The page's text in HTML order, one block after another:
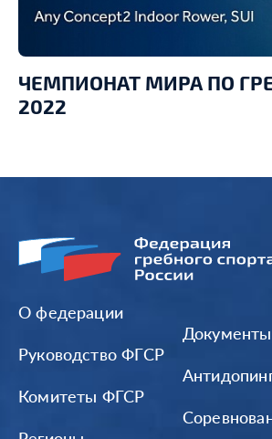
ЧЕМПИОНАТ МИРА ПО
2022
О федерации
Руководство ФГСР
Комитеты ФГСР
Документы